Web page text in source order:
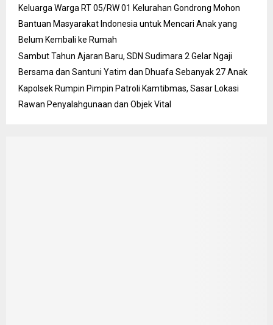
Keluarga Warga RT 05/RW 01 Kelurahan Gondrong Mohon
Bantuan Masyarakat Indonesia untuk Mencari Anak yang
Belum Kembali ke Rumah
Sambut Tahun Ajaran Baru, SDN Sudimara 2 Gelar Ngaji
Bersama dan Santuni Yatim dan Dhuafa Sebanyak 27 Anak
Kapolsek Rumpin Pimpin Patroli Kamtibmas, Sasar Lokasi
Rawan Penyalahgunaan dan Objek Vital